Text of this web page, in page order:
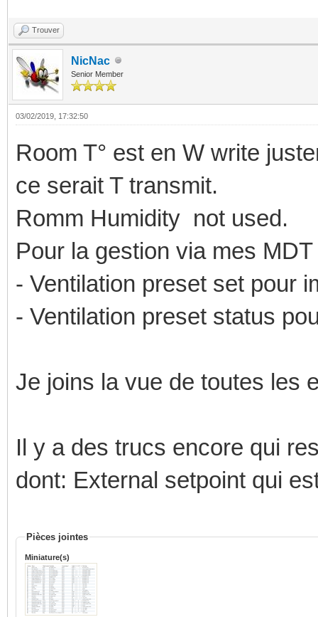
Trouver
NicNac
Senior Member
03/02/2019, 17:32:50
Room T° est en W write
ce serait T transmit.
Romm Humidity not used.
Pour la gestion via mes
- Ventilation preset set pour
- Ventilation preset status
Je joins la vue de toutes les
Il y a des trucs encore qui
dont: External setpoint qui
Pièces jointes
Miniature(s)